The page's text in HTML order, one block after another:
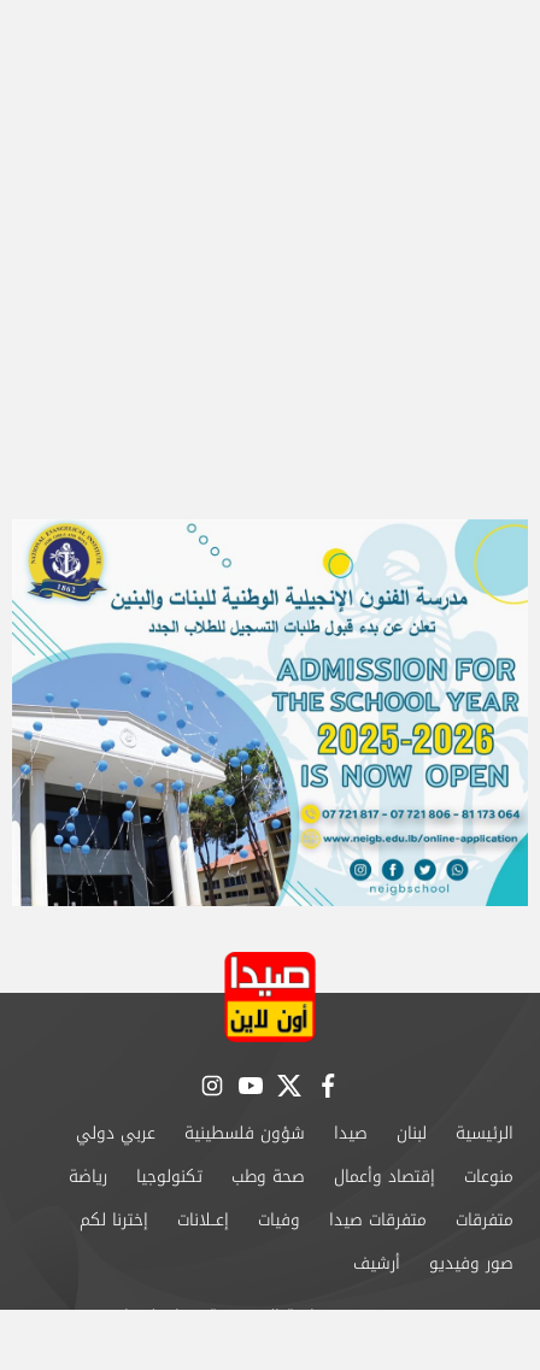
facebook
twitter
youtube
instagram
الرئيسية لبنان صيدا شؤون فلسطينية
عربي دولي
منوعات
إقتصاد وأعمال صحة وطب تكنولوجيا
رياضة
متفرقات
متفرقات صيدا وفيات إعــلانات
إخترنا لكم
صور وفيديو
أرشيف
من نحن
سياسة الخصوصية اتصل بنا